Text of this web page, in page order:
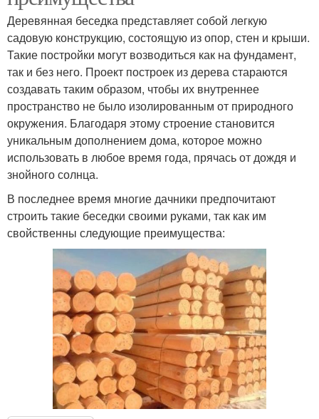
Деревянная беседка представляет собой легкую
садовую конструкцию, состоящую из опор, стен и крыши.
Такие постройки могут возводиться как на фундамент,
так и без него. Проект построек из дерева стараются
создавать таким образом, чтобы их внутреннее
пространство не было изолированным от природного
окружения. Благодаря этому строение становится
уникальным дополнением дома, которое можно
использовать в любое время года, прячась от дождя и
знойного солнца.
В последнее время многие дачники предпочитают
строить такие беседки своими руками, так как им
свойственны следующие преимущества: